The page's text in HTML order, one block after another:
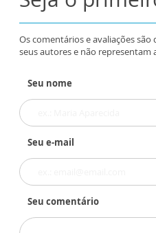
Os comentários e avaliações
seus autores e não representam
Seu nome
Seu e-mail
Seu comentário